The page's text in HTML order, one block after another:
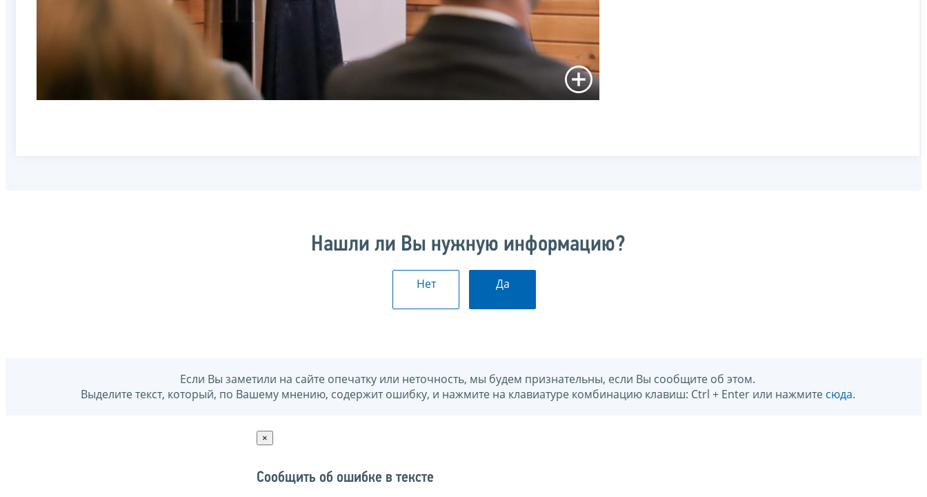
Нашли ли Вы нужную информацию?
Нет Да
Если Вы заметили на сайте опечатку или неточность, мы будем признательны, если Вы сообщите об этом.
Выделите текст, который, по Вашему мнению, содержит ошибку, и нажмите на клавиатуре комбинацию клавиш: Ctrl + Enter или нажмите сюда.
×
Сообщить об ошибке в тексте